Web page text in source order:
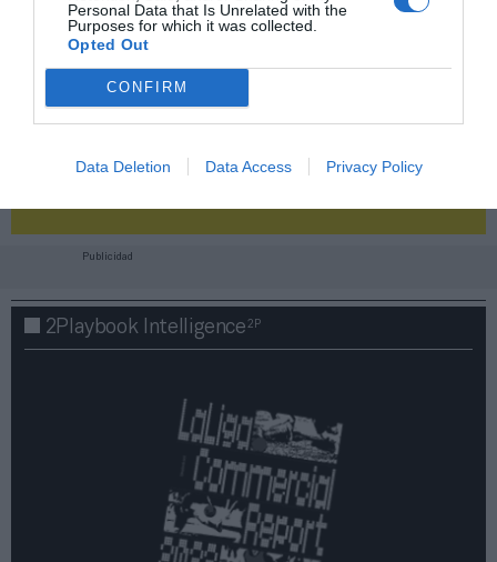
Personal Data that Is Unrelated with the
Purposes for which it was collected.
Opted Out
CONFIRM
Data Deletion Data Access Privacy Policy
¡Haz click aquí y accede sin límites a contenidos
Publicidad
2Playbook Intelligence2P